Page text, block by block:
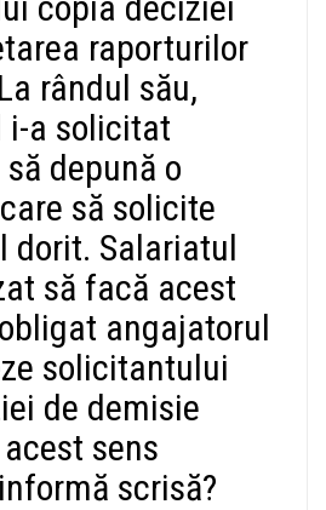
raporturilor
rândul său,
i-a solicitat
depună o
să solicite
dorit. Salariatul
să facă acest
angajatorul
solicitantului
de demisie
sens
scrisă?